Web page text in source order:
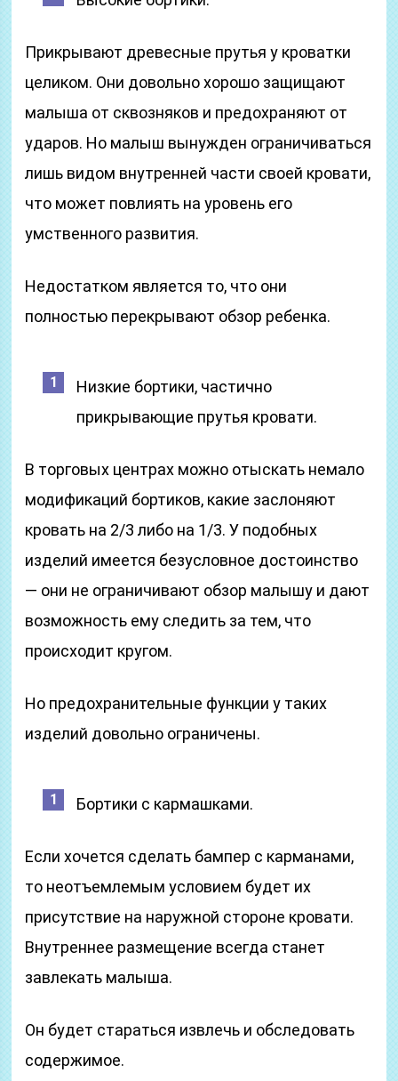
Прикрывают древесные прутья у кроватки
целиком. Они довольно хорошо защищают
малыша от сквозняков и предохраняют от
ударов. Но малыш вынужден ограничиваться
лишь видом внутренней части своей кровати,
что может повлиять на уровень его
умственного развития.
Недостатком является то, что они
полностью перекрывают обзор ребенка.
Низкие бортики, частично
прикрывающие прутья кровати.
В торговых центрах можно отыскать немало
модификаций бортиков, какие заслоняют
кровать на 2/3 либо на 1/3. У подобных
изделий имеется безусловное достоинство
— они не ограничивают обзор малышу и дают
возможность ему следить за тем, что
происходит кругом.
Но предохранительные функции у таких
изделий довольно ограничены.
Бортики с кармашками.
Если хочется сделать бампер с карманами,
то неотъемлемым условием будет их
присутствие на наружной стороне кровати.
Внутреннее размещение всегда станет
завлекать малыша.
Он будет стараться извлечь и обследовать
содержимое.